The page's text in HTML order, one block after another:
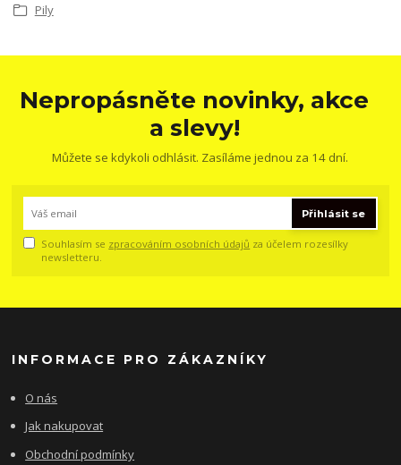
Pily
Nepropásněte novinky, akce
a slevy!
Můžete se kdykoli odhlásit. Zasíláme jednou za 14 dní.
Přihlásit se
Souhlasím se zpracováním osobních údajů za účelem rozesílky
newsletteru.
INFORMACE PRO ZÁKAZNÍKY
O nás
Jak nakupovat
Obchodní podmínky